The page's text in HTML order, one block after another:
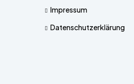
Impressum
Datenschutzerklärung